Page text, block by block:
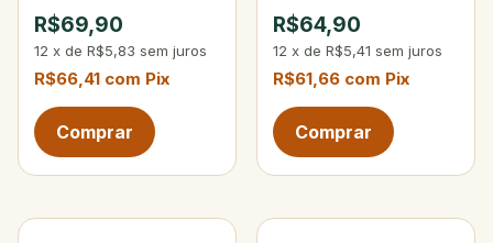
Limão
R$69,90
12 x de R$5,83 sem juros
R$66,41 com Pix
Green
R$64,90
12 x de R$5,41 sem juros
R$61,66 com Pix